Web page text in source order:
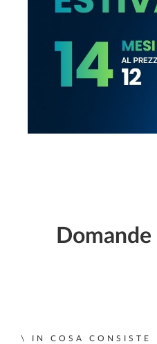
IN COSA CONSISTE